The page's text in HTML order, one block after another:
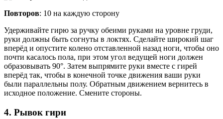
Повторов: 10 на каждую сторону
Удерживайте гирю за ручку обеими руками на уровне груди,
руки должны быть согнуты в локтях. Сделайте широкий шаг
вперёд и опустите колено отставленной назад ноги, чтобы оно
почти касалось пола, при этом угол ведущей ноги должен
образовывать 90°. Затем выпрямите руки вместе с гирей
вперёд так, чтобы в конечной точке движения ваши руки
были параллельны полу. Обратным движением вернитесь в
исходное положение. Смените стороны.
4. Рывок гири